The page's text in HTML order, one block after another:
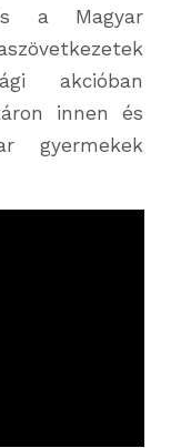
a Magyar
akcióban
innen és
gyermekek